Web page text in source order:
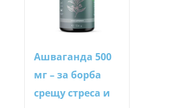
Ашваганда 500
мг – за борба
срещу стреса и
умората